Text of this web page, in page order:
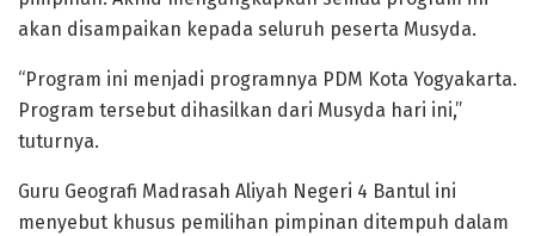
akan disampaikan kepada seluruh peserta Musyda.
“Program ini menjadi programnya PDM Kota Yogyakarta.
Program tersebut dihasilkan dari Musyda hari ini,”
tuturnya.
Guru Geografi Madrasah Aliyah Negeri 4 Bantul ini
menyebut khusus pemilihan pimpinan ditempuh dalam